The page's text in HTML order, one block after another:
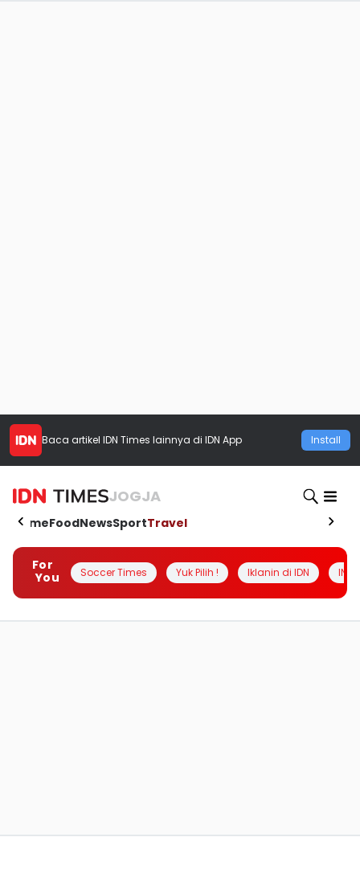
Baca artikel IDN Times lainnya di IDN App Install
JOGJA
HomeFoodNewsSportTravel
For
You
Soccer Times Yuk Pilih ! Iklanin di IDN